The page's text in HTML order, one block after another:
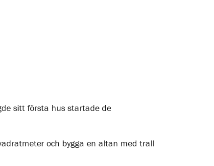
sitt första hus startade de
och bygga en altan med trall